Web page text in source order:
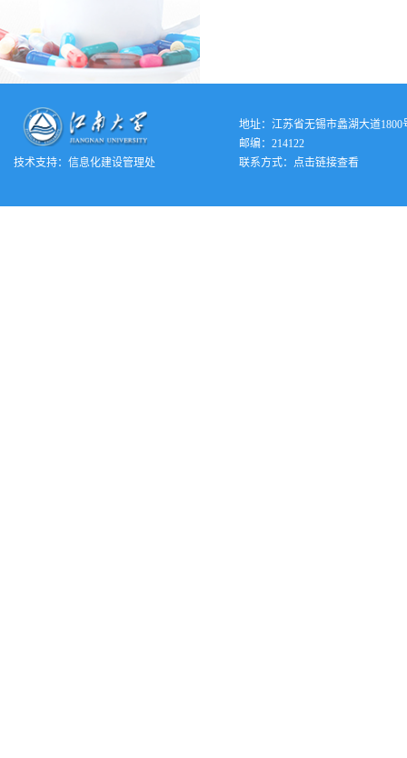
技术支持： 信息化建设管理处
地址：江苏省无锡市蠡湖大道1800
邮编：214122
联系方式：
点击链接查看